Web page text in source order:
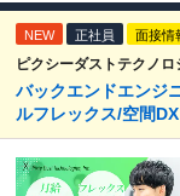
NEW 正社員 面接情
ピクシーダストテクノ
バックエンドエンジ
ルフレックス/空間